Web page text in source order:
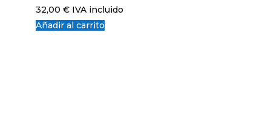
32,00 € IVA incluido
Añadir al carrito